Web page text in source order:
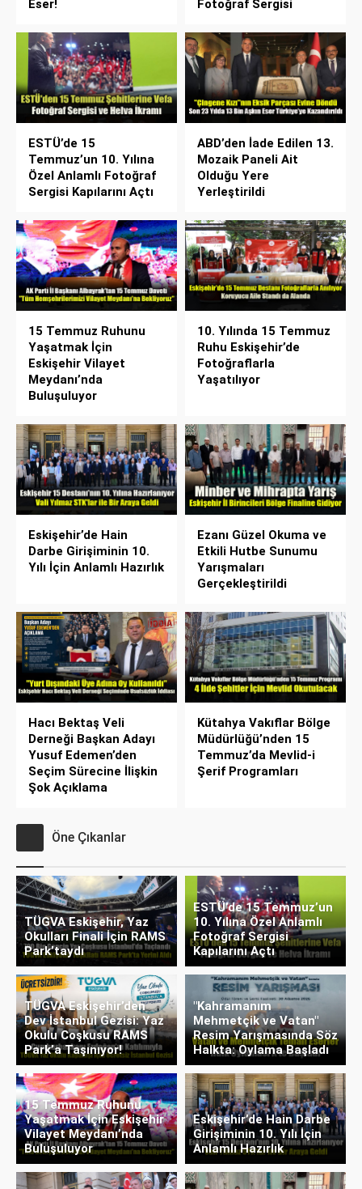
Eser! Fotoğraf Sergisi
ESTÜ’de 15
Temmuz’un 10. Yılına
Özel Anlamlı Fotoğraf
Sergisi Kapılarını Açtı
ABD’den İade Edilen 13.
Mozaik Paneli Ait
Olduğu Yere
Yerleştirildi
15 Temmuz Ruhunu
Yaşatmak İçin
Eskişehir Vilayet
Meydanı’nda
Buluşuluyor
10. Yılında 15 Temmuz
Ruhu Eskişehir’de
Fotoğraflarla
Yaşatılıyor
Eskişehir’de Hain
Darbe Girişiminin 10.
Yılı İçin Anlamlı Hazırlık
Ezanı Güzel Okuma ve
Etkili Hutbe Sunumu
Yarışmaları
Gerçekleştirildi
Hacı Bektaş Veli
Derneği Başkan Adayı
Yusuf Edemen’den
Seçim Sürecine İlişkin
Şok Açıklama
Kütahya Vakıflar Bölge
Müdürlüğü’nden 15
Temmuz’da Mevlid-i
Şerif Programları
Öne Çıkanlar
TÜGVA Eskişehir, Yaz
Okulları Finali İçin RAMS
Park’taydı
ESTÜ’de 15 Temmuz’un
10. Yılına Özel Anlamlı
Fotoğraf Sergisi
Kapılarını Açtı
TÜGVA Eskişehir’den
Dev İstanbul Gezisi: Yaz
Okulu Coşkusu RAMS
Park’a Taşınıyor!
"Kahramanım
Mehmetçik ve Vatan"
Resim Yarışmasında Söz
Halkta: Oylama Başladı
15 Temmuz Ruhunu
Yaşatmak İçin Eskişehir
Vilayet Meydanı’nda
Buluşuluyor
Eskişehir’de Hain Darbe
Girişiminin 10. Yılı İçin
Anlamlı Hazırlık